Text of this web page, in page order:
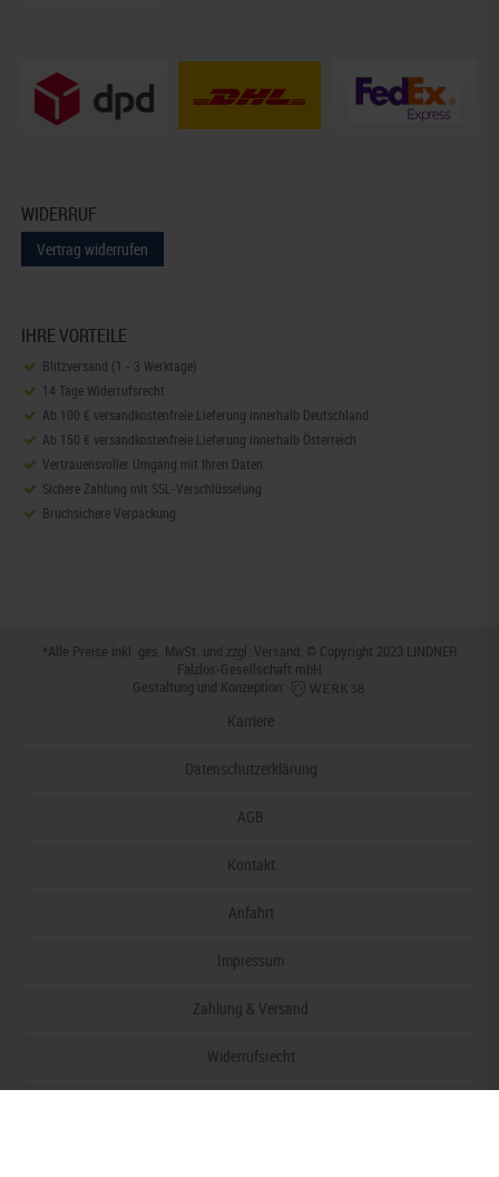
WIDERRUF
Vertrag widerrufen
IHRE VORTEILE
Blitzversand (1 - 3 Werktage)
14 Tage Widerrufsrecht
Ab 100 € versandkostenfreie Lieferung innerhalb Deutschland
Ab 150 € versandkostenfreie Lieferung innerhalb Österreich
Vertrauensvoller Umgang mit Ihren Daten
Sichere Zahlung mit SSL-Verschlüsselung
Bruchsichere Verpackung
*Alle Preise inkl. ges. MwSt. und zzgl. Versand. © Copyright 2023 LINDNER
Falzlos-Gesellschaft mbH
Gestaltung und Konzeption:
Karriere
Datenschutzerklärung
AGB
Kontakt
Anfahrt
Impressum
Zahlung & Versand
Widerrufsrecht